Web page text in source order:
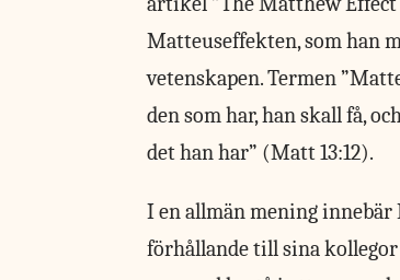
Matteuseffekten, som han
vetenskapen. Termen
den som har, han skall få,
det han har” (Matt 13:12).
I en allmän mening
förhållande till sina